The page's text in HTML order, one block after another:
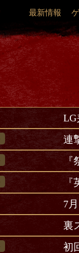
最新情報
LG
連
7
裏
初